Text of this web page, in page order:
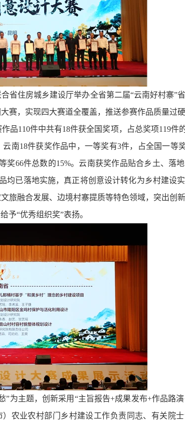
住房城乡建设厅举办全省第二届“云南好村寨”省
赛，实现四大赛道全覆盖，推送参赛作品质量过
110件中共有18件获全国奖项，占总奖项119件
南18件获奖作品中，一等奖有3件，占全国一等奖
奖66件总数的15%。云南获奖作品贴合乡土、落
已落地实施，真正将创意设计转化为乡村建设
旅融合发展、边境村寨提质等特色领域，突出创
予“优秀组织奖”表扬。
为主题，创新采用“主旨报告+成果发布+作品路
农业农村部门乡村建设工作负责同志、有关院